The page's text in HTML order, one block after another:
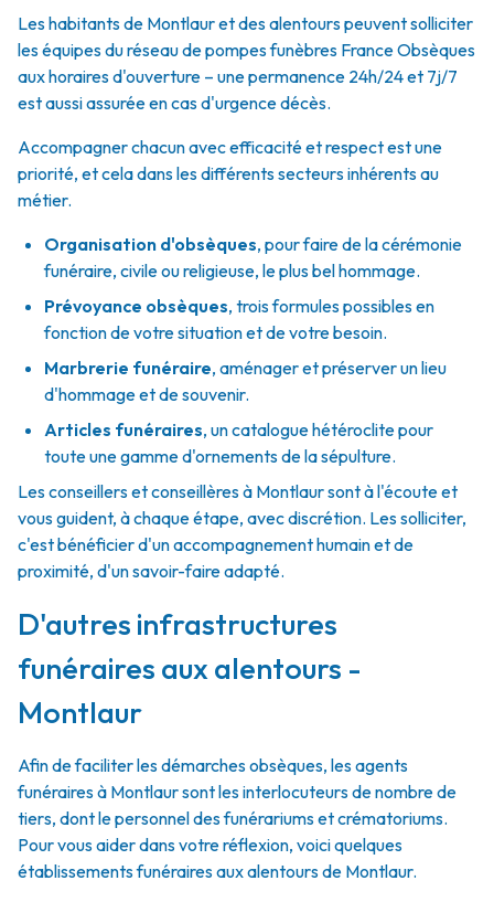
Les habitants de Montlaur et des alentours peuvent solliciter
les équipes du réseau de pompes funèbres France Obsèques
aux horaires d'ouverture – une permanence 24h/24 et 7j/7
est aussi assurée en cas d'urgence décès.
Accompagner chacun avec efficacité et respect est une
priorité, et cela dans les différents secteurs inhérents au
métier.
Organisation d'obsèques, pour faire de la cérémonie
funéraire, civile ou religieuse, le plus bel hommage.
Prévoyance obsèques, trois formules possibles en
fonction de votre situation et de votre besoin.
Marbrerie funéraire, aménager et préserver un lieu
d'hommage et de souvenir.
Articles funéraires, un catalogue hétéroclite pour
toute une gamme d'ornements de la sépulture.
Les conseillers et conseillères à Montlaur sont à l'écoute et
vous guident, à chaque étape, avec discrétion. Les solliciter,
c'est bénéficier d'un accompagnement humain et de
proximité, d'un savoir-faire adapté.
D'autres infrastructures
funéraires aux alentours -
Montlaur
Afin de faciliter les démarches obsèques, les agents
funéraires à Montlaur sont les interlocuteurs de nombre de
tiers, dont le personnel des funérariums et crématoriums.
Pour vous aider dans votre réflexion, voici quelques
établissements funéraires aux alentours de Montlaur.